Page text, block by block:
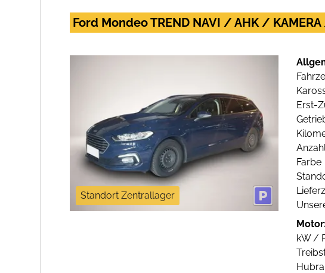
Ford Mondeo TREND NAVI / AHK /
Standort Zentrallager
Erst-
Farbe
Motor:
kW /